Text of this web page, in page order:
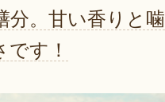
分。甘い香りと噛
す！